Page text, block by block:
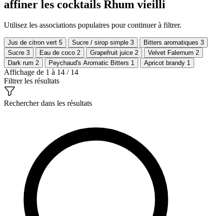
affiner les cocktails Rhum vieilli
Utilisez les associations populaires pour continuer à filtrer.
Jus de citron vert 5 Sucre / sirop simple 3 Bitters aromatiques 3
Sucre 3 Eau de coco 2 Grapefruit juice 2 Velvet Falernum 2
Dark rum 2 Peychaud's Aromatic Bitters 1 Apricot brandy 1
Affichage de 1 à 14 / 14
Filtrer les résultats
Rechercher dans les résultats